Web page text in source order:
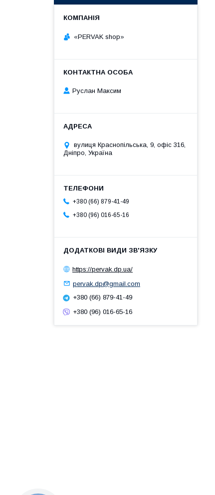
«PERVAK shop»
Руслан Максим
вулиця Краснопільська, 9, офіс 316,
Дніпро, Україна
+380 (66) 879-41-49
+380 (96) 016-65-16
https://pervak.dp.ua/
pervak.dp@gmail.com
+380 (66) 879-41-49
+380 (96) 016-65-16